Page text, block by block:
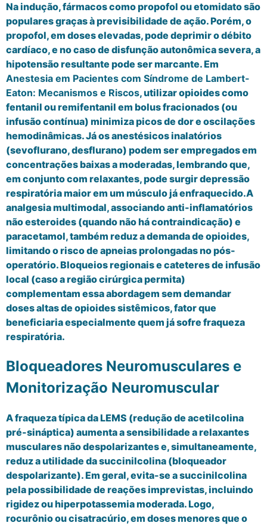
Na indução, fármacos como propofol ou etomidato são
populares graças à previsibilidade de ação. Porém, o
propofol, em doses elevadas, pode deprimir o débito
cardíaco, e no caso de disfunção autonômica severa, a
hipotensão resultante pode ser marcante. Em
Anestesia em Pacientes com Síndrome de Lambert-
Eaton: Mecanismos e Riscos, utilizar opioides como
fentanil ou remifentanil em bolus fracionados (ou
infusão contínua) minimiza picos de dor e oscilações
hemodinâmicas. Já os anestésicos inalatórios
(sevoflurano, desflurano) podem ser empregados em
concentrações baixas a moderadas, lembrando que,
em conjunto com relaxantes, pode surgir depressão
respiratória maior em um músculo já enfraquecido.A
analgesia multimodal, associando anti-inflamatórios
não esteroides (quando não há contraindicação) e
paracetamol, também reduz a demanda de opioides,
limitando o risco de apneias prolongadas no pós-
operatório. Bloqueios regionais e cateteres de infusão
local (caso a região cirúrgica permita)
complementam essa abordagem sem demandar
doses altas de opioides sistêmicos, fator que
beneficiaria especialmente quem já sofre fraqueza
respiratória.
Bloqueadores Neuromusculares e
Monitorização Neuromuscular
A fraqueza típica da LEMS (redução de acetilcolina
pré-sináptica) aumenta a sensibilidade a relaxantes
musculares não despolarizantes e, simultaneamente,
reduz a utilidade da succinilcolina (bloqueador
despolarizante). Em geral, evita-se a succinilcolina
pela possibilidade de reações imprevistas, incluindo
rigidez ou hiperpotassemia moderada. Logo,
rocurônio ou cisatracúrio, em doses menores que o